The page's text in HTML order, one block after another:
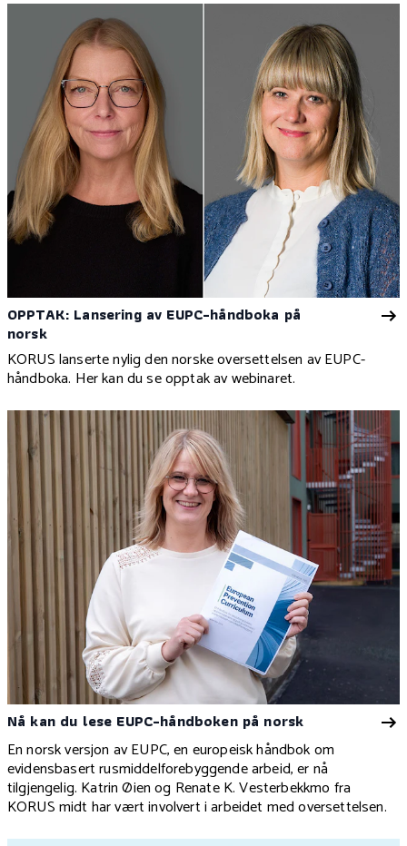
OPPTAK: Lansering av EUPC-håndboka på
norsk
KORUS lanserte nylig den norske oversettelsen av EUPC-
håndboka. Her kan du se opptak av webinaret.
Nå kan du lese EUPC-håndboken på norsk
En norsk versjon av EUPC, en europeisk håndbok om
evidensbasert rusmiddelforebyggende arbeid, er nå
tilgjengelig. Katrin Øien og Renate K. Vesterbekkmo fra
KORUS midt har vært involvert i arbeidet med oversettelsen.